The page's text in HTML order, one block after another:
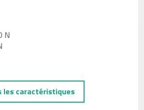
N
les caractéristiques